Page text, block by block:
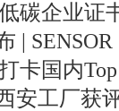
碳企业证
|
卡国内
安工厂获